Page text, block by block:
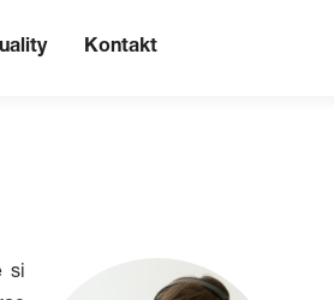
Kontakt
si